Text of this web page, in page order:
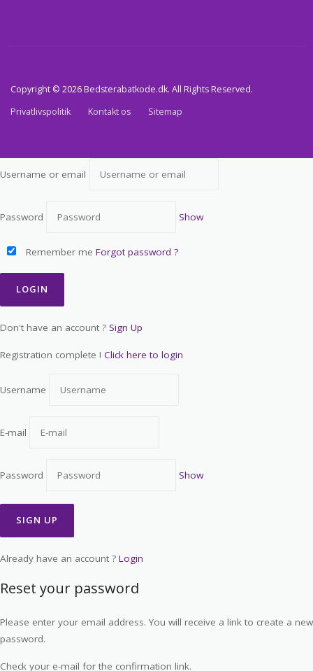
Copyright © 2026 Bedsterabatkode.dk. All Rights Reserved.
Privatlivspolitik
Kontakt os Sitemap
Username or email
Password Show
Remember me Forgot password ?
Don't have an account ? Sign Up
Registration complete ! Click here to login
Username
E-mail
Password Show
Already have an account ? Login
Reset your password
Please enter your email address. You will receive a link to create a new
password.
Check your e-mail for the confirmation link.